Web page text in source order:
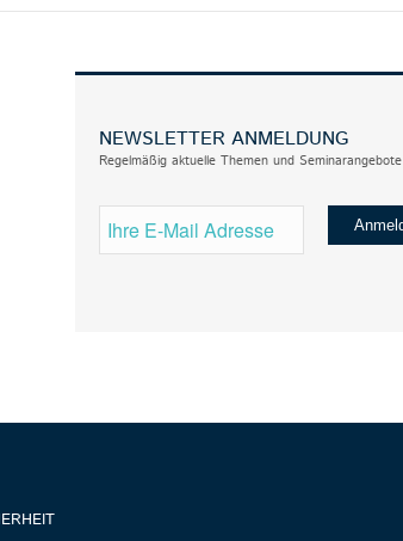
NEWSLETTER ANMELDUNG
Regelmäßig aktuelle Themen und Seminarangebote